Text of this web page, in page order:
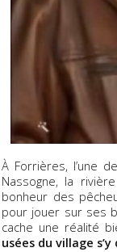
À Forrières, l’une
Nassogne, la rivière
bonheur des
pour jouer sur ses
cache une réalité
usées du village